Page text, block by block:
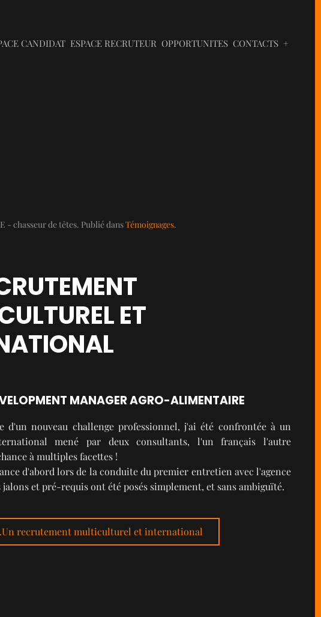
CANDIDAT ESPACE RECRUTEUR OPPORTUNITES CONTACTS +
- chasseur de têtes. Publié dansTémoignages.
ET
MANAGER AGRO-ALIMENTAIRE
d'un nouveau challenge professionnel, j'ai été confrontée à un
mené par deux consultants, l'un français l'autre
à multiples facettes !
d'abord lors de la conduite du premier entretien avec l'agence
jalons et pré-requis ont été posés simplement, et sans ambiguïté.
recrutement multiculturel et international